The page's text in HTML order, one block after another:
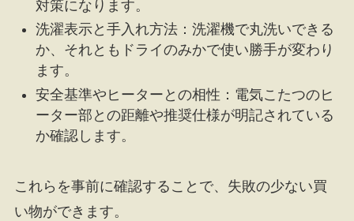
対策になります。
洗濯表示と手入れ方法：洗濯機で丸洗いできる
か、それともドライのみかで使い勝手が変わり
ます。
安全基準やヒーターとの相性：電気こたつのヒ
ーター部との距離や推奨仕様が明記されている
か確認します。
これらを事前に確認することで、失敗の少ない買
い物ができます。